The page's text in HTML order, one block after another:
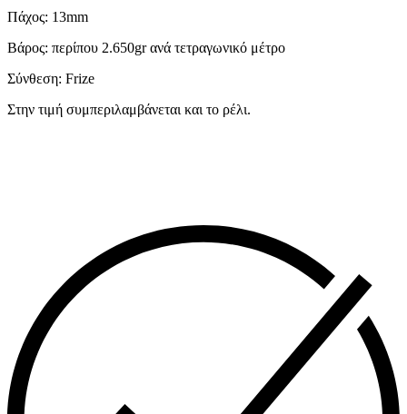
Πάχος: 13mm
Βάρος: περίπου 2.650gr ανά τετραγωνικό μέτρο
Σύνθεση: Frize
Στην τιμή συμπεριλαμβάνεται και το ρέλι.